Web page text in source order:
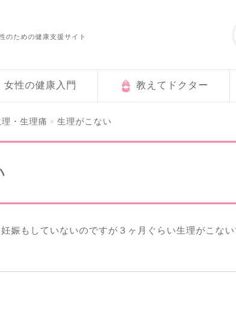
のための健康支援サイト
女性の健康入門 教えてドクター
理・生理痛 > 生理がこない
娠もしていないのですが３ヶ月ぐらい生理がこな